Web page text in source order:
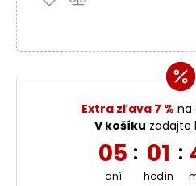
Extra zľava 7 % na
V košíku zadajte
05
dní
: 01
hodín
: